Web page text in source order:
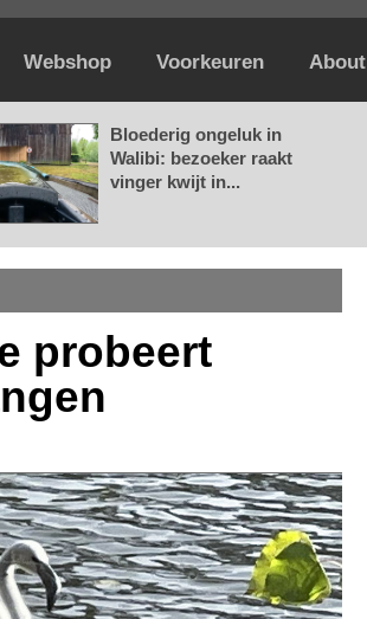
Webshop Voorkeuren About
Bloederig ongeluk in
Walibi: bezoeker raakt
vinger kwijt in...
probeert